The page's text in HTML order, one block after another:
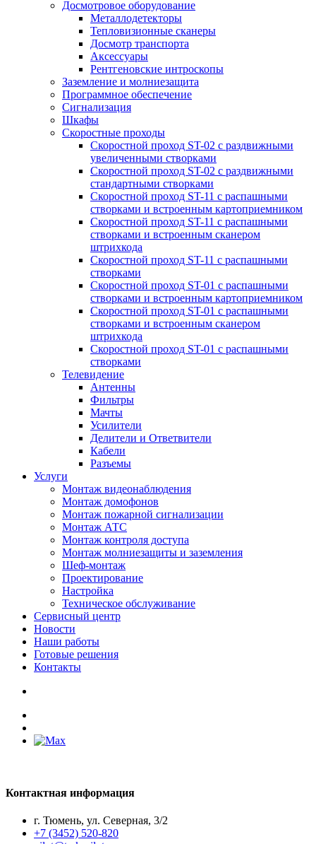
Досмотровое оборудование
Металлодетекторы
Тепловизионные сканеры
Досмотр транспорта
Аксессуары
Рентгеновские интроскопы
Заземление и молниезащита
Программное обеспечение
Сигнализация
Шкафы
Скоростные проходы
Скоростной проход ST-02 с раздвижными
увеличенными створками
Скоростной проход ST-02 с раздвижными
стандартными створками
Скоростной проход ST-11 с распашными
створками и встроенным картоприемником
Скоростной проход ST-11 с распашными
створками и встроенным сканером
штрихкода
Скоростной проход ST-11 с распашными
створками
Скоростной проход ST-01 с распашными
створками и встроенным картоприемником
Скоростной проход ST-01 с распашными
створками и встроенным сканером
штрихкода
Скоростной проход ST-01 с распашными
створками
Телевидение
Антенны
Фильтры
Мачты
Усилители
Делители и Ответвители
Кабели
Разъемы
Услуги
Монтаж видеонаблюдения
Монтаж домофонов
Монтаж пожарной сигнализации
Монтаж АТС
Монтаж контроля доступа
Монтаж молниезащиты и заземления
Шеф-монтаж
Проектирование
Настройка
Техническое обслуживание
Сервисный центр
Новости
Наши работы
Готовые решения
Контакты
Контактная информация
г. Тюмень, ул. Северная, 3/2
+7 (3452) 520-820